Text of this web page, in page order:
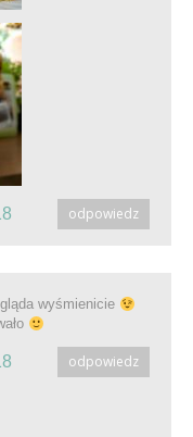
odpowiedz
wyśmienicie
odpowiedz